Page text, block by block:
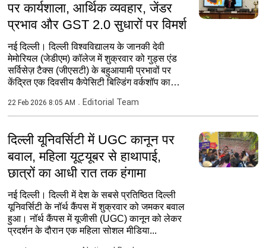
पर कार्यशाला, आर्थिक व्यवहार, जेंडर
प्रभाव और GST 2.0 सुधारों पर विमर्श
नई दिल्ली। दिल्ली विश्वविद्यालय के जानकी देवी
मेमोरियल (जेडीएम) कॉलेज में शुक्रवार को गुड्स एंड
सर्विसेज़ टैक्स (जीएसटी) के बहुआयामी प्रभावों पर
केंद्रित एक दिवसीय कैपेसिटी बिल्डिंग वर्कशॉप का
22 Feb 2026 8:05 AM Editorial Team
दिल्ली यूनिवर्सिटी में UGC कानून पर
बवाल, महिला यूट्यूबर से हाथापाई,
छात्रों का आधी रात तक हंगामा
नई दिल्‍ली। दिल्ली में देश के सबसे प्रतिष्ठित दिल्‍ली
यूनिवर्सिटी के नॉर्थ कैंपस में शुक्रवार को जमकर बवाल
हुआ। नॉर्थ कैंपस में यूजीसी (UGC) कानून को लेकर
प्रदर्शन के दौरान एक महिला सोशल मीडिया...